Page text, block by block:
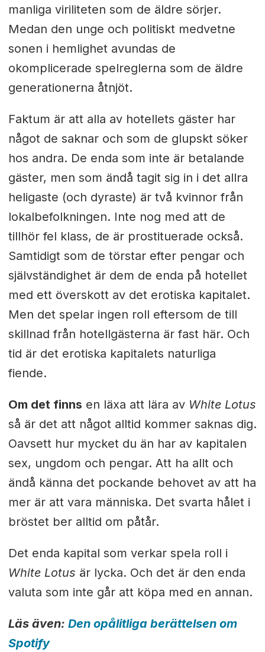
manliga viriliteten som de äldre sörjer.
Medan den unge och politiskt medvetne
sonen i hemlighet avundas de
okomplicerade spelreglerna som de äldre
generationerna åtnjöt.
Faktum är att alla av hotellets gäster har
något de saknar och som de glupskt söker
hos andra. De enda som inte är betalande
gäster, men som ändå tagit sig in i det allra
heligaste (och dyraste) är två kvinnor från
lokalbefolkningen. Inte nog med att de
tillhör fel klass, de är prostituerade också.
Samtidigt som de törstar efter pengar och
självständighet är dem de enda på hotellet
med ett överskott av det erotiska kapitalet.
Men det spelar ingen roll eftersom de till
skillnad från hotellgästerna är fast här. Och
tid är det erotiska kapitalets naturliga
fiende.
Om det finns en läxa att lära av White Lotus
så är det att något alltid kommer saknas dig.
Oavsett hur mycket du än har av kapitalen
sex, ungdom och pengar. Att ha allt och
ändå känna det pockande behovet av att ha
mer är att vara människa. Det svarta hålet i
bröstet ber alltid om påtår.
Det enda kapital som verkar spela roll i
White Lotus är lycka. Och det är den enda
valuta som inte går att köpa med en annan.
Läs även: Den opålitliga berättelsen om
Spotify